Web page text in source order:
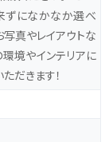
ずになかなか選べ
真やレイアウトな
境やインテリアに
だきます！